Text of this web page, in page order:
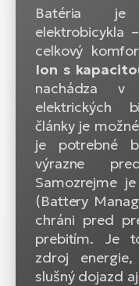
Batéria je
elektrobicykla
celkový
Ion s
nachádza v
elektrických
články je
je potrebné
výrazne
Samozrejme
(Battery
chráni pred
prebitím. Je
zdroj
slušný dojazd